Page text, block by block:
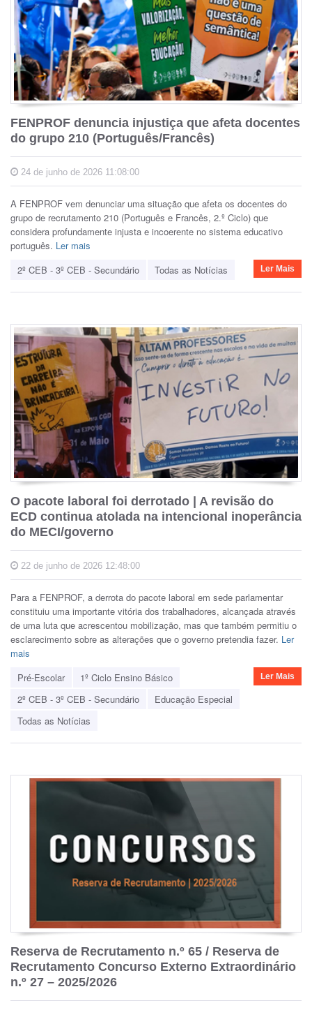
FENPROF denuncia injustiça que afeta docentes
do grupo 210 (Português/Francês)
24 de junho de 2026 11:08:00
A FENPROF vem denunciar uma situação que afeta os docentes do
grupo de recrutamento 210 (Português e Francês, 2.º Ciclo) que
considera profundamente injusta e incoerente no sistema educativo
português. Ler mais
2º CEB - 3º CEB - Secundário
Todas as Notícias Ler Mais
O pacote laboral foi derrotado | A revisão do
ECD continua atolada na intencional inoperância
do MECI/governo
22 de junho de 2026 12:48:00
Para a FENPROF, a derrota do pacote laboral em sede parlamentar
constituiu uma importante vitória dos trabalhadores, alcançada através
de uma luta que acrescentou mobilização, mas que também permitiu o
esclarecimento sobre as alterações que o governo pretendia fazer. Ler
mais
Pré-Escolar
1º Ciclo Ensino Básico
2º CEB - 3º CEB - Secundário
Educação Especial
Todas as Notícias
Ler Mais
Reserva de Recrutamento n.º 65 / Reserva de
Recrutamento Concurso Externo Extraordinário
n.º 27 – 2025/2026